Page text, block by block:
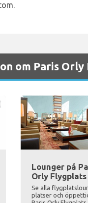
om Paris Orly
Lounger på
Orly Flygplats
Se alla
platser och